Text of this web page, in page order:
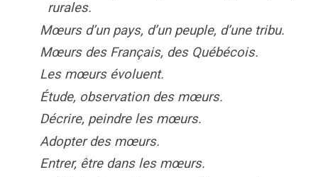
rurales.
Mœurs d’un pays, d’un peuple, d’une tribu.
Mœurs des Français, des Québécois.
Les mœurs évoluent.
Étude, observation des mœurs.
Décrire, peindre les mœurs.
Adopter des mœurs.
Entrer, être dans les mœurs.